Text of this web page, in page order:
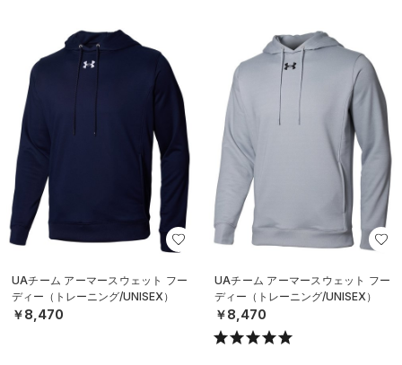
UAチーム アーマースウェット フー
ディー（トレーニング/UNISEX）
￥8,470
UAチーム アーマースウェット フー
ディー（トレーニング/UNISEX）
￥8,470